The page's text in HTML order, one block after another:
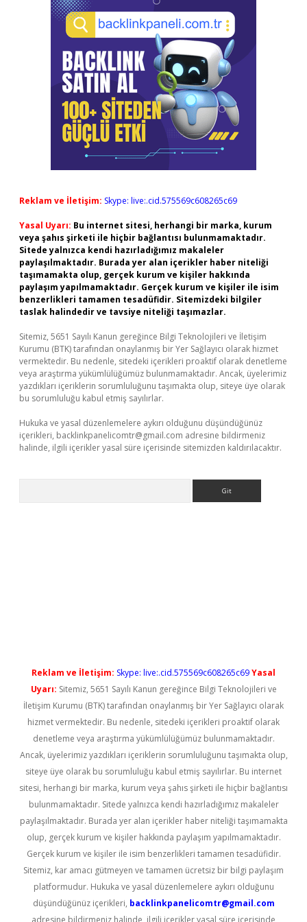
Reklam ve İletişim: Skype: live:.cid.575569c608265c69
Yasal Uyarı: Bu internet sitesi, herhangi bir marka, kurum
veya şahıs şirketi ile hiçbir bağlantısı bulunmamaktadır.
Sitede yalnızca kendi hazırladığımız makaleler
paylaşılmaktadır. Burada yer alan içerikler haber niteliği
taşımamakta olup, gerçek kurum ve kişiler hakkında
paylaşım yapılmamaktadır. Gerçek kurum ve kişiler ile isim
benzerlikleri tamamen tesadüfidir. Sitemizdeki bilgiler
taslak halindedir ve tavsiye niteliği taşımazlar.
Sitemiz, 5651 Sayılı Kanun gereğince Bilgi Teknolojileri ve İletişim
Kurumu (BTK) tarafından onaylanmış bir Yer Sağlayıcı olarak hizmet
vermektedir. Bu nedenle, sitedeki içerikleri proaktif olarak denetleme
veya araştırma yükümlülüğümüz bulunmamaktadır. Ancak, üyelerimiz
yazdıkları içeriklerin sorumluluğunu taşımakta olup, siteye üye olarak
bu sorumluluğu kabul etmiş sayılırlar.
Hukuka ve yasal düzenlemelere aykırı olduğunu düşündüğünüz
içerikleri, backlinkpanelicomtr@gmail.com adresine bildirmeniz
halinde, ilgili içerikler yasal süre içerisinde sitemizden kaldırılacaktır.
Reklam ve İletişim: Skype: live:.cid.575569c608265c69Yasal
Uyarı: Sitemiz, 5651 Sayılı Kanun gereğince Bilgi Teknolojileri ve
İletişim Kurumu (BTK) tarafından onaylanmış bir Yer Sağlayıcı olarak
hizmet vermektedir. Bu nedenle, sitedeki içerikleri proaktif olarak
denetleme veya araştırma yükümlülüğümüz bulunmamaktadır.
Ancak, üyelerimiz yazdıkları içeriklerin sorumluluğunu taşımakta olup,
siteye üye olarak bu sorumluluğu kabul etmiş sayılırlar. Bu internet
sitesi, herhangi bir marka, kurum veya şahıs şirketi ile hiçbir bağlantısı
bulunmamaktadır. Sitede yalnızca kendi hazırladığımız makaleler
paylaşılmaktadır. Burada yer alan içerikler haber niteliği taşımamakta
olup, gerçek kurum ve kişiler hakkında paylaşım yapılmamaktadır.
Gerçek kurum ve kişiler ile isim benzerlikleri tamamen tesadüfidir.
Sitemiz, kar amacı gütmeyen ve tamamen ücretsiz bir bilgi paylaşım
platformudur. Hukuka ve yasal düzenlemelere aykırı olduğunu
düşündüğünüz içerikleri, backlinkpanelicomtr@gmail.com
adresine bildirmeniz halinde, ilgili içerikler yasal süre içerisinde